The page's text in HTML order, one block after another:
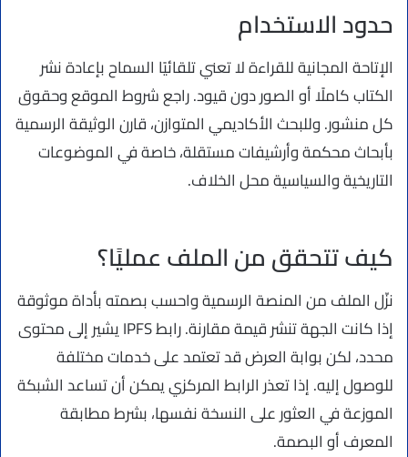
حدود الاستخدام
الإتاحة المجانية للقراءة لا تعني تلقائيًا السماح بإعادة نشر
الكتاب كاملًا أو الصور دون قيود. راجع شروط الموقع وحقوق
كل منشور. وللبحث الأكاديمي المتوازن، قارن الوثيقة الرسمية
بأبحاث محكمة وأرشيفات مستقلة، خاصة في الموضوعات
التاريخية والسياسية محل الخلاف.
كيف تتحقق من الملف عمليًا؟
نزّل الملف من المنصة الرسمية واحسب بصمته بأداة موثوقة
إذا كانت الجهة تنشر قيمة مقارنة. رابط IPFS يشير إلى محتوى
محدد، لكن بوابة العرض قد تعتمد على خدمات مختلفة
للوصول إليه. إذا تعذر الرابط المركزي يمكن أن تساعد الشبكة
الموزعة في العثور على النسخة نفسها، بشرط مطابقة
المعرف أو البصمة.